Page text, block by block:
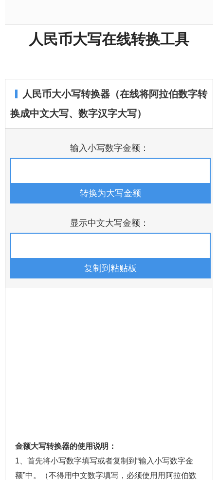
人民币大写在线转换工具
人民币大小写转换器（在线将阿拉伯数字转
换成中文大写、数字汉字大写）
输入小写数字金额：
显示中文大写金额：
金额大写转换器的使用说明：
1、首先将小写数字填写或者复制到“输入小写数字金
额”中。（不得用中文数字填写，必须使用用阿拉伯数